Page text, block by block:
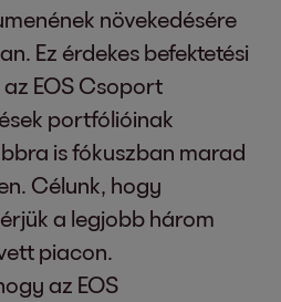
növekedésére
Ez érdekes befektetési
EOS Csoport
portfólióinak
is fókuszban marad
Célunk, hogy
a legjobb három
piacon.
az EOS